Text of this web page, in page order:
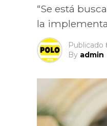
“Se está
la
Publicado
By admin